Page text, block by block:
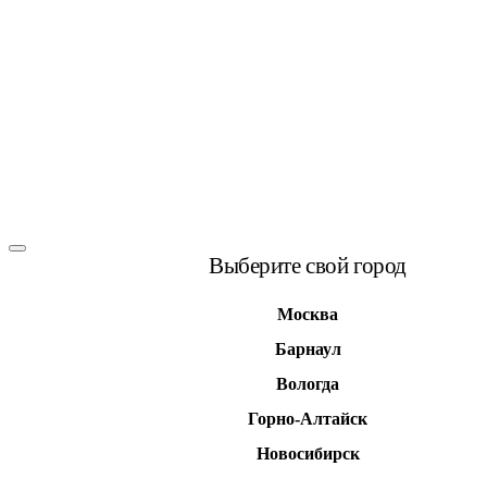
Выберите свой город
Москва
Барнаул
Вологда
Горно-Алтайск
Новосибирск